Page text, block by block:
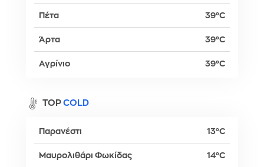
Πέτα 39°C
Άρτα 39°C
Αγρίνιο 39°C
TOP COLD
Παρανέστι 13°C
Μαυρολιθάρι Φωκίδας 14°C